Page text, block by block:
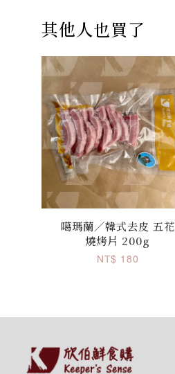
其他人也買了
噶瑪蘭／韓式去皮 五花
燒烤片 200g
NT$ 180